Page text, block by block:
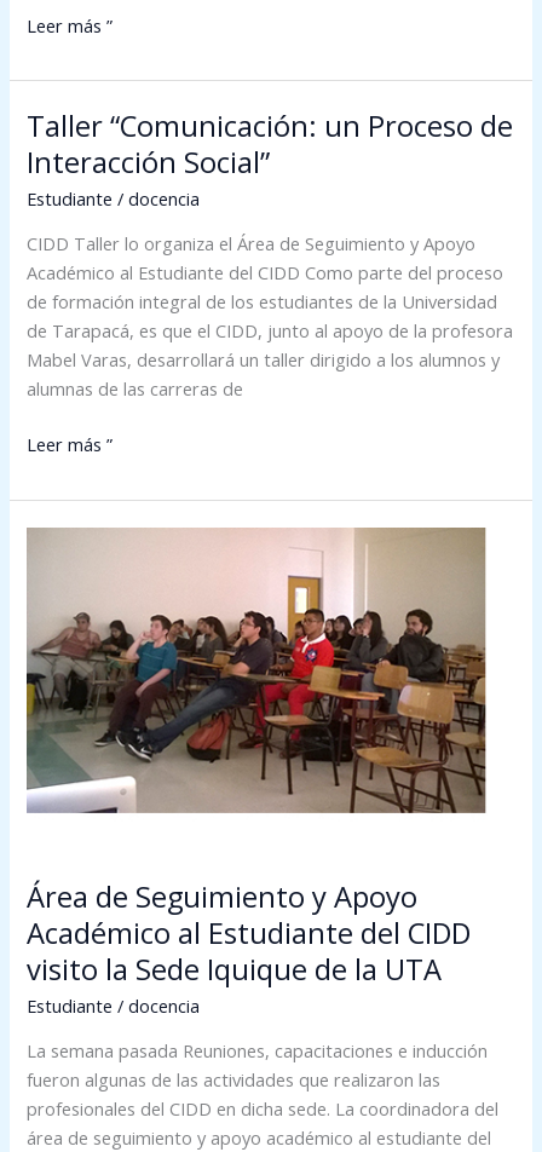
Leer más ”
Taller “Comunicación: un Proceso de
Interacción Social”
Estudiante /docencia
CIDD Taller lo organiza el Área de Seguimiento y Apoyo
Académico al Estudiante del CIDD Como parte del proceso
de formación integral de los estudiantes de la Universidad
de Tarapacá, es que el CIDD, junto al apoyo de la profesora
Mabel Varas, desarrollará un taller dirigido a los alumnos y
alumnas de las carreras de
Taller
“Comunicación:
un
Proceso
de
Interacción
Social”
Leer más ”
Área de Seguimiento y Apoyo
Académico al Estudiante del CIDD
visito la Sede Iquique de la UTA
Estudiante /docencia
La semana pasada Reuniones, capacitaciones e inducción
fueron algunas de las actividades que realizaron las
profesionales del CIDD en dicha sede. La coordinadora del
área de seguimiento y apoyo académico al estudiante del
Apoyo
Académico
al
Estudiante
del
CIDD
Sede
Iquique
de
la
UTA